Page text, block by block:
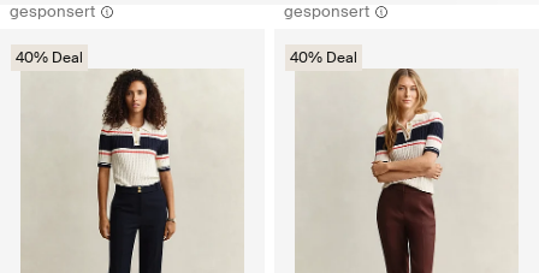
gesponsert
40% Deal
gesponsert
40% Deal